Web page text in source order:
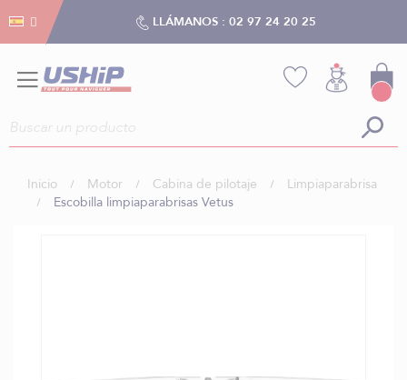
LLÁMANOS : 02 97 24 20 25
Inicio Motor Cabina de pilotaje
Limpiaparabrisa
Escobilla limpiaparabrisas Vetus
Gestión de cookies
Gestión de cookies